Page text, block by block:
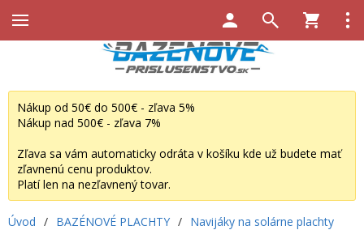
Nákup od 50€ do 500€ - zľava 5%
Nákup nad 500€ - zľava 7%
Zľava sa vám automaticky odráta v košíku kde už budete mať
zľavnenú cenu produktov.
Platí len na nezľavnený tovar.
Úvod / BAZÉNOVÉ PLACHTY / Navijáky na solárne plachty